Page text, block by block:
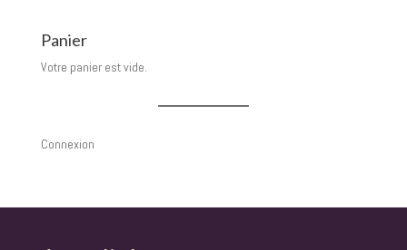
Panier
Votre panier est vide.
Connexion